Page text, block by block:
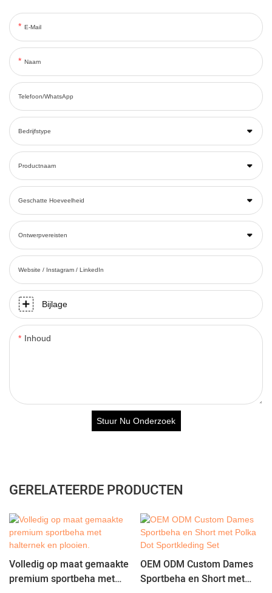
E-Mail
Naam
Telefoon/WhatsApp
Bedrijfstype
Productnaam
Geschatte Hoeveelheid
Ontwerpvereisten
Website / Instagram / LinkedIn
Bijlage
Inhoud
Stuur Nu Onderzoek
GERELATEERDE PRODUCTEN
Volledig op maat gemaakte
premium sportbeha met
OEM ODM Custom Dames
Sportbeha en Short met